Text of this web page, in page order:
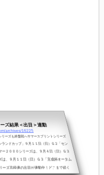
ズ結果＜出目＞連動
archives/16225
リーズも終盤戦へサマースプリントシリーズ
ランドカップ」９月１１日（日）Ｇ２「セン
ー２０００シリーズは、９月４日（日）Ｇ３
は、９月１１日（日）Ｇ３「京成杯オータム
ーズ共枠連の出目が連動中！どこまで続く